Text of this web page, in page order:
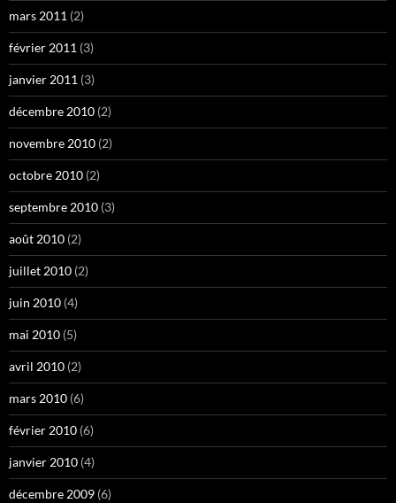
mars 2011 (2)
février 2011 (3)
janvier 2011 (3)
décembre 2010 (2)
novembre 2010 (2)
octobre 2010 (2)
septembre 2010 (3)
août 2010 (2)
juillet 2010 (2)
juin 2010 (4)
mai 2010 (5)
avril 2010 (2)
mars 2010 (6)
février 2010 (6)
janvier 2010 (4)
décembre 2009 (6)